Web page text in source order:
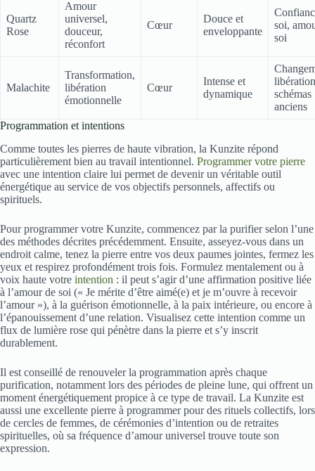
Quartz
Rose
Amour
universel,
douceur,
réconfort
Cœur
Douce et
enveloppante
soi,
soi
Malachite
Transformation,
libération
émotionnelle
Cœur
Intense et
dynamique
schémas
anciens
Programmation et intentions
Comme toutes les pierres de haute vibration, la Kunzite répond
particulièrement bien au travail intentionnel. Programmer votre pierre
avec une intention claire lui permet de devenir un véritable outil
énergétique au service de vos objectifs personnels, affectifs ou
spirituels.
Pour programmer votre Kunzite, commencez par la purifier selon l’une
des méthodes décrites précédemment. Ensuite, asseyez-vous dans un
endroit calme, tenez la pierre entre vos deux paumes jointes, fermez les
yeux et respirez profondément trois fois. Formulez mentalement ou à
voix haute votre intention : il peut s’agir d’une affirmation positive liée
à l’amour de soi (« Je mérite d’être aimé(e) et je m’ouvre à recevoir
l’amour »), à la guérison émotionnelle, à la paix intérieure, ou encore à
l’épanouissement d’une relation. Visualisez cette intention comme un
flux de lumière rose qui pénètre dans la pierre et s’y inscrit
durablement.
Il est conseillé de renouveler la programmation après chaque
purification, notamment lors des périodes de pleine lune, qui offrent un
moment énergétiquement propice à ce type de travail. La Kunzite est
aussi une excellente pierre à programmer pour des rituels collectifs, lors
de cercles de femmes, de cérémonies d’intention ou de retraites
spirituelles, où sa fréquence d’amour universel trouve toute son
expression.